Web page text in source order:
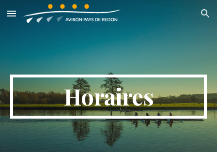
Skip to main content Skip to navigation
Horaires